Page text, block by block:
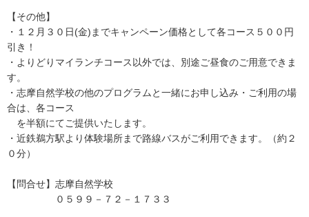
【その他】
・１２月３０日(金)までキャンペーン価格として各コース５００円
引き！
・よりどりマイランチコース以外では、別途ご昼食のご用意できま
す。
・志摩自然学校の他のプログラムと一緒にお申し込み・ご利用の場
合は、各コース
を半額にてご提供いたします。
・近鉄鵜方駅より体験場所まで路線バスがご利用できます。（約２
０分）
【問合せ】志摩自然学校
０５９９－７２－１７３３